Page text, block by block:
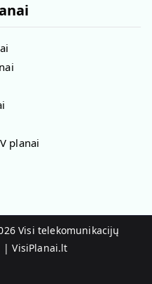
planai
Visi telekomunikacijų
| VisiPlanai.lt